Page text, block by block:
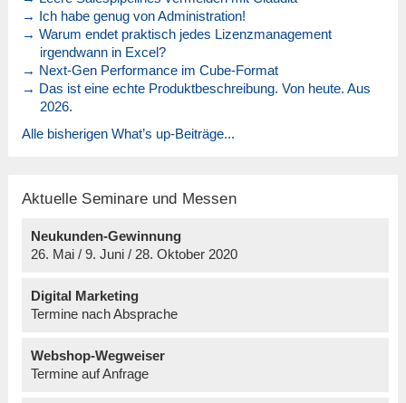
→ Ich habe genug von Administration!
→ Warum endet praktisch jedes Lizenzmanagement
irgendwann in Excel?
→ Next-Gen Performance im Cube-Format
→ Das ist eine echte Produktbeschreibung. Von heute. Aus
2026.
Alle bisherigen What’s up-Beiträge...
Aktuelle Seminare und Messen
Neukunden-Gewinnung
26. Mai / 9. Juni / 28. Oktober 2020
Digital Marketing
Termine nach Absprache
Webshop-Wegweiser
Termine auf Anfrage